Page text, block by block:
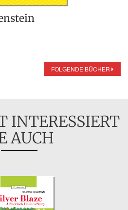
from
FOLGENDE BÜCHER
INTERESSIERT
AUCH